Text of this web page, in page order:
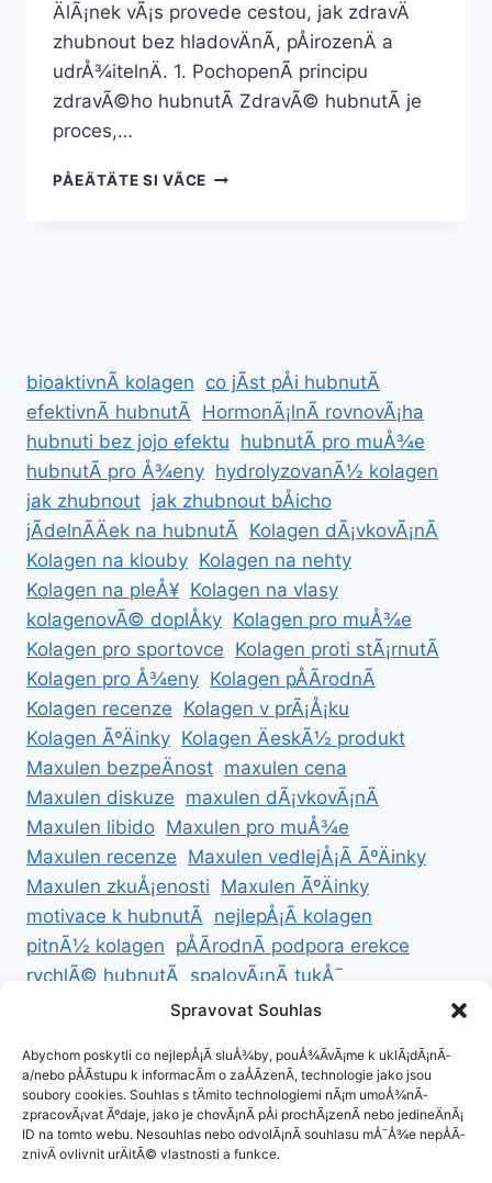
ÄlÃ¡nek vÃ¡s provede cestou, jak zdravÄ
zhubnout bez hladovÄnÃ­, pÅirozenÄ a
udrÅ¾itelnÄ. 1. PochopenÃ­ principu
zdravÃ©ho hubnutÃ­ ZdravÃ© hubnutÃ­ je
proces,…
PÅEÄTÄTE SI VÃ­CEJAK
bioaktivnÃ­ kolagen co jÃ­st pÅi hubnutÃ­
efektivnÃ­ hubnutÃ­ HormonÃ¡lnÃ­ rovnovÃ¡ha
hubnuti bez jojo efektu hubnutÃ­ pro muÅ¾e
hubnutÃ­ pro Å¾eny hydrolyzovanÃ½ kolagen
jak zhubnout jak zhubnout bÅicho
jÃ­delnÃ­Äek na hubnutÃ­ Kolagen dÃ¡vkovÃ¡nÃ­
Kolagen na klouby Kolagen na nehty
Kolagen na pleÅ¥ Kolagen na vlasy
kolagenovÃ© doplÅky Kolagen pro muÅ¾e
Kolagen pro sportovce Kolagen proti stÃ¡rnutÃ­
Kolagen pro Å¾eny Kolagen pÅÃ­rodnÃ­
Kolagen recenze Kolagen v prÃ¡Å¡ku
Kolagen ÃºÄinky Kolagen ÄeskÃ½ produkt
Maxulen bezpeÄnost maxulen cena
Maxulen diskuze maxulen dÃ¡vkovÃ¡nÃ­
Maxulen libido Maxulen pro muÅ¾e
Maxulen recenze Maxulen vedlejÅ¡Ã­ ÃºÄinky
Maxulen zkuÅ¡enosti Maxulen ÃºÄinky
motivace k hubnutÃ­ nejlepÅ¡Ã­ kolagen
pitnÃ½ kolagen pÅÃ­rodnÃ­ podpora erekce
rychlÃ© hubnutÃ­ spalovÃ¡nÃ­ tukÅ¯
ZdravÃ© hubnutÃ­ ZdravÃ© recepty na hubnutÃ­
ZÃ¡sady cookies (EU)
Spravovat Souhlas
Abychom poskytli co nejlepÅ¡Ã­ sluÅ¾by, pouÅ¾Ã­vÃ¡me k uklÃ¡dÃ¡nÃ­
a/nebo pÅÃ­stupu k informacÃ­m o zaÅÃ­zenÃ­, technologie jako jsou
soubory cookies. Souhlas s tÄmito technologiemi nÃ¡m umoÅ¾nÃ­
zpracovÃ¡vat Ãºdaje, jako je chovÃ¡nÃ­ pÅi prochÃ¡zenÃ­ nebo jedineÄnÃ¡
ID na tomto webu. Nesouhlas nebo odvolÃ¡nÃ­ souhlasu mÅ¯Å¾e nepÅÃ­
znivÄ ovlivnit urÄitÃ© vlastnosti a funkce.